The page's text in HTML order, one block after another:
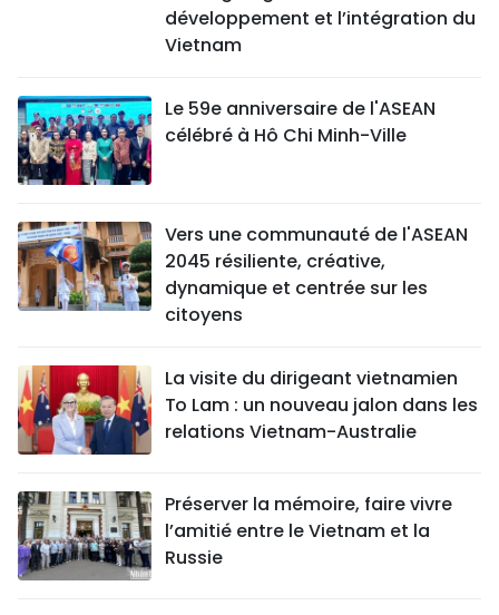
développement et l’intégration du
Vietnam
Le 59e anniversaire de l'ASEAN
célébré à Hô Chi Minh-Ville
Vers une communauté de l'ASEAN
2045 résiliente, créative,
dynamique et centrée sur les
citoyens
La visite du dirigeant vietnamien
To Lam : un nouveau jalon dans les
relations Vietnam-Australie
Préserver la mémoire, faire vivre
l’amitié entre le Vietnam et la
Russie